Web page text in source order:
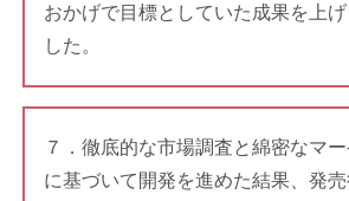
おかげで目標としていた成果を上
した。
７．徹底的な市場調査と綿密なマ
に基づいて開発を進めた結果、発